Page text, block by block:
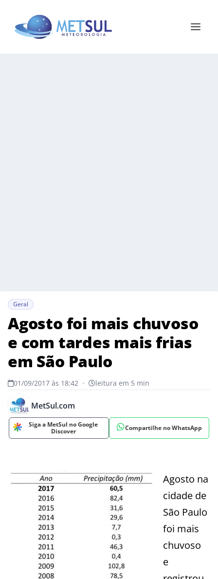
Geral
Agosto foi mais chuvoso
e com tardes mais frias
em São Paulo
01/09/2017 às 18:42 • leitura em 5 min
MetSul.com
Siga a MetSul no Google
Discover
Compartilhe no WhatsApp
Agosto na
cidade de
São Paulo
foi mais
chuvoso
e